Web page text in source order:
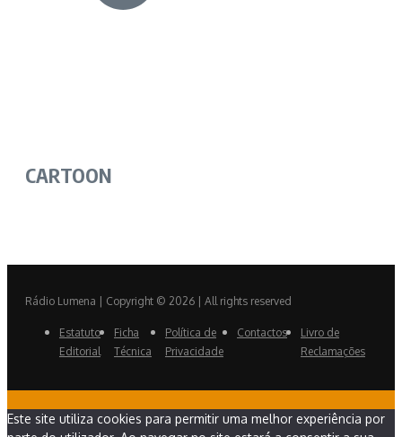
CARTOON
Rádio Lumena | Copyright © 2026 | All rights reserved
Estatuto
Editorial
Ficha
Técnica
Política de
Privacidade
Contactos
Livro de
Reclamações
Este site utiliza cookies para permitir uma melhor experiência por